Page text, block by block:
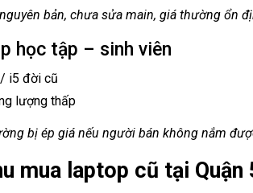
bản, chưa sửa main, giá thường ổn
học tập – sinh viên
i5 đời cũ
lượng thấp
bị ép giá nếu người bán không nắm
mua laptop cũ tại